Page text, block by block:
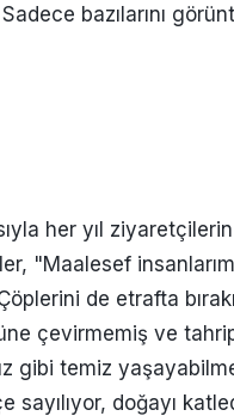
bazılarını
her yıl
"Maalesef
de etrafta
çevirmemiş ve
gibi temiz
doğayı